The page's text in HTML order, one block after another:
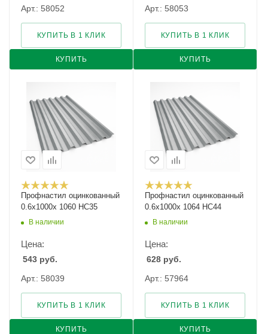
Арт.: 58052
КУПИТЬ
КУПИТЬ В 1 КЛИК
Арт.: 58053
КУПИТЬ
КУПИТЬ В 1 КЛИК
Профнастил оцинкованный
0.6х1000х 1060 НС35
В наличии
Цена:
543 руб.
Арт.: 58039
КУПИТЬ
КУПИТЬ В 1 КЛИК
Профнастил оцинкованный
0.6х1000х 1064 НС44
В наличии
Цена:
628 руб.
Арт.: 57964
КУПИТЬ
КУПИТЬ В 1 КЛИК